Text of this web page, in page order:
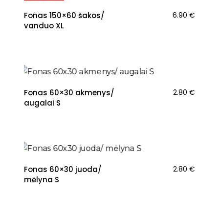
Fonas 150×60 šakos/
vanduo XL
6.90 €
Fonas 60×30 akmenys/
augalai S
2.80 €
Fonas 60×30 juoda/
mėlyna S
2.80 €